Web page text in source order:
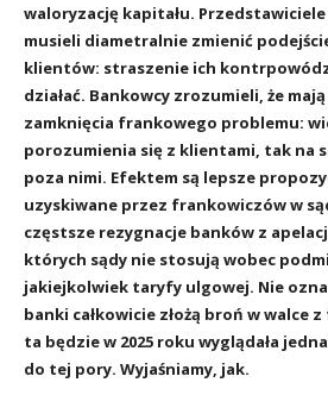
waloryzację kapitału.
musieli diametralnie zmienić
klientów: straszenie ich
działać. Bankowcy zrozumieli, że
zamknięcia frankowego problemu:
porozumienia się z klientami, tak na
poza nimi. Efektem są lepsze
uzyskiwane przez frankowiczów w
częstsze rezygnacje banków z
których sądy nie stosują wobec
jakiejkolwiek taryfy ulgowej. Nie
banki całkowicie złożą broń w walce
ta będzie w 2025 roku wyglądała
do tej pory. Wyjaśniamy, jak.